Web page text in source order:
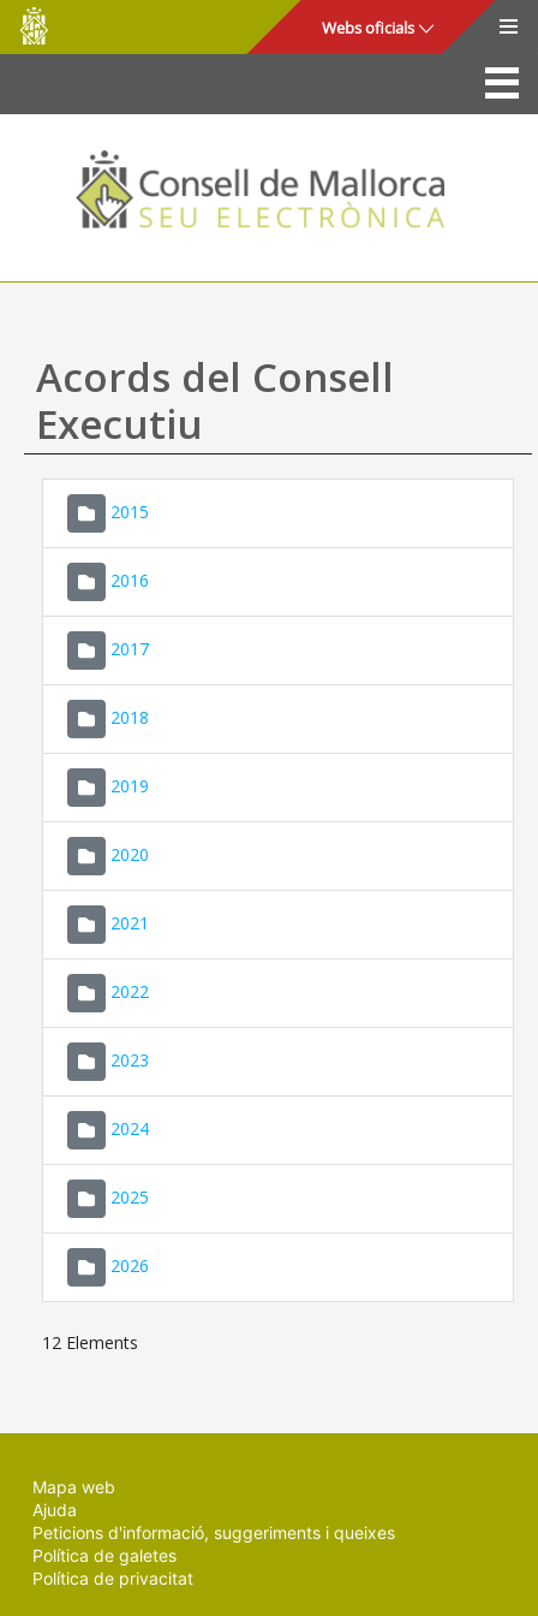
Salta al contingut principal
Consell
de
Mallorca
Webs oficials
La Seu
Consell de Mallorca
Accés i seguretat
Utilitats
Ajuda
Acords del Consell
Executiu
2015
2016
2017
2018
2019
2020
2021
2022
2023
2024
2025
2026
12 Elements
Mapa web
Ajuda
Peticions d'informació, suggeriments i queixes
Política de galetes
Política de privacitat